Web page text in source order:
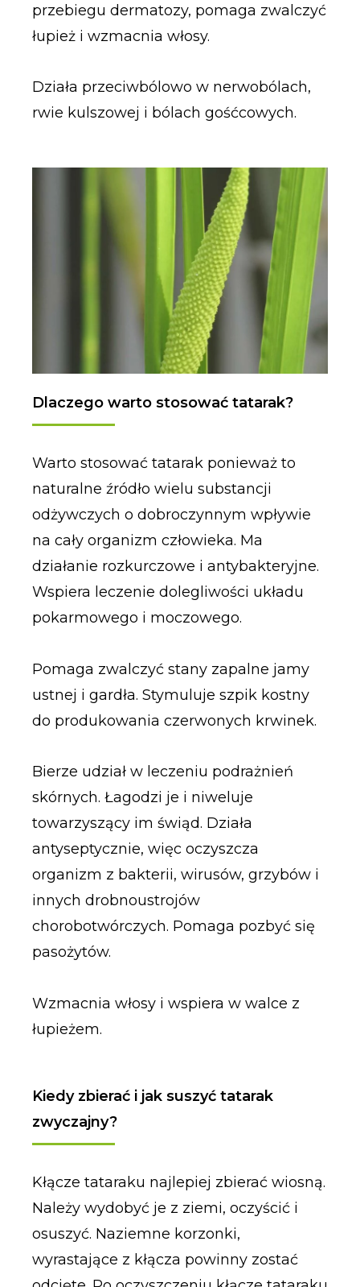
przebiegu dermatozy, pomaga zwalczyć
łupież i wzmacnia włosy.
Działa przeciwbólowo w nerwobólach,
rwie kulszowej i bólach gośćcowych.
Dlaczego warto stosować tatarak?
Warto stosować tatarak ponieważ to
naturalne źródło wielu substancji
odżywczych o dobroczynnym wpływie
na cały organizm człowieka. Ma
działanie rozkurczowe i antybakteryjne.
Wspiera leczenie dolegliwości układu
pokarmowego i moczowego.
Pomaga zwalczyć stany zapalne jamy
ustnej i gardła. Stymuluje szpik kostny
do produkowania czerwonych krwinek.
Bierze udział w leczeniu podrażnień
skórnych. Łagodzi je i niweluje
towarzyszący im świąd. Działa
antyseptycznie, więc oczyszcza
organizm z bakterii, wirusów, grzybów i
innych drobnoustrojów
chorobotwórczych. Pomaga pozbyć się
pasożytów.
Wzmacnia włosy i wspiera w walce z
łupieżem.
Kiedy zbierać i jak suszyć tatarak
zwyczajny?
Kłącze tataraku najlepiej zbierać wiosną.
Należy wydobyć je z ziemi, oczyścić i
osuszyć. Naziemne korzonki,
wyrastające z kłącza powinny zostać